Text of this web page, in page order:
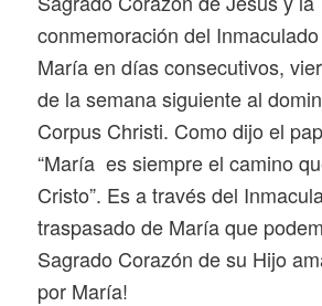
conmemoración del
María en días consecutivos,
de la semana siguiente al
Corpus Christi. Como dijo el
“María es siempre el camino
Cristo”. Es a través del
traspasado de María que
Sagrado Corazón de su Hijo
por María!